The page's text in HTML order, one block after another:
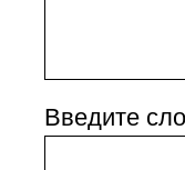
Введите